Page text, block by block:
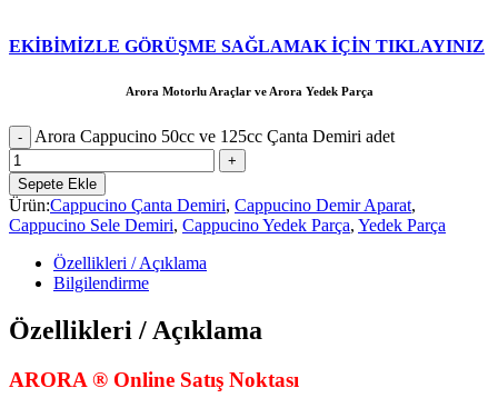
EKİBİMİZLE GÖRÜŞME SAĞLAMAK İÇİN TIKLAYINIZ
Arora Motorlu Araçlar ve Arora Yedek Parça
Arora Cappucino 50cc ve 125cc Çanta Demiri adet
Sepete Ekle
Ürün:Cappucino Çanta Demiri, Cappucino Demir Aparat,
Cappucino Sele Demiri, Cappucino Yedek Parça, Yedek Parça
Özellikleri / Açıklama
Bilgilendirme
Özellikleri / Açıklama
ARORA ® Online Satış Noktası